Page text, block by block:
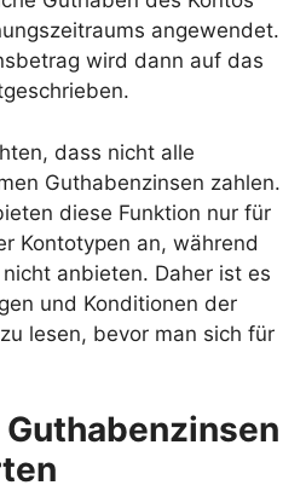
angewendet.
wird dann auf das
dass nicht alle
Guthabenzinsen zahlen.
diese Funktion nur für
Kontotypen an, während
anbieten. Daher ist es
und Konditionen der
lesen, bevor man sich für